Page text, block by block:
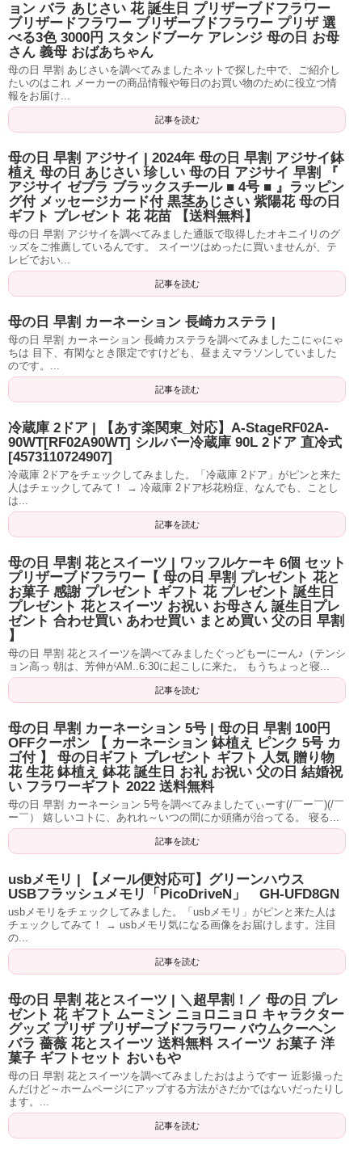
ョン バラ あじさい 花 誕生日 プリザーブドフラワー
ブリザードフラワー ブリザーブドフラワー プリザ 選
べる3色 3000円 スタンドブーケ アレンジ 母の日 お母
さん 義母 おばあちゃん
母の日 早割 あじさいを調べてみましたネットで探した中で、ご紹介し
たいのはこれ メーカーの商品情報や毎日のお買い物のために役立つ情
報をお届け...
記事を読む
母の日 早割 アジサイ | 2024年 母の日 早割 アジサイ鉢
植え 母の日 あじさい 珍しい 母の日 アジサイ 早割 『
アジサイ ゼブラ ブラックスチール ■ 4号 ■ 』ラッピン
グ付 メッセージカード付 黒茎あじさい 紫陽花 母の日
ギフト プレゼント 花 花苗 【送料無料】
母の日 早割 アジサイを調べてみました通販で取得したオキニイリのグ
ッズをご推薦しているんです。 スイーツはめったに買いませんが、テ
レビでおい...
記事を読む
母の日 早割 カーネーション 長崎カステラ |
母の日 早割 カーネーション 長崎カステラを調べてみましたこにゃにゃ
ちは 目下、有閑なとき限定ですけども、昼まえマラソンしていました
のです。...
記事を読む
冷蔵庫 2ドア | 【あす楽関東_対応】A-StageRF02A-
90WT[RF02A90WT] シルバー冷蔵庫 90L 2ドア 直冷式
[4573110724907]
冷蔵庫 2ドアをチェックしてみました。「冷蔵庫 2ドア」がピンと来た
人はチェックしてみて！ → 冷蔵庫 2ドア杉花粉症、なんでも、ことし
は...
記事を読む
母の日 早割 花とスイーツ | ワッフルケーキ 6個 セット
プリザーブドフラワー【 母の日 早割 プレゼント 花と
お菓子 感謝 プレゼント ギフト 花 プレゼント 誕生日
プレゼント 花とスイーツ お祝い お母さん 誕生日プレ
ゼント 合わせ買い あわせ買い まとめ買い 父の日 早割
】
母の日 早割 花とスイーツを調べてみましたぐっどもーにーん♪（テンシ
ョン高っ 朝は、芳伸がAM..6:30に起こしに来た。 もうちょっと寝...
記事を読む
母の日 早割 カーネーション 5号 | 母の日 早割 100円
OFFクーポン 【 カーネーション 鉢植え ピンク 5号 カ
ゴ付 】 母の日ギフト プレゼント ギフト 人気 贈り物
花 生花 鉢植え 鉢花 誕生日 お礼 お祝い 父の日 結婚祝
い フラワーギフト 2022 送料無料
母の日 早割 カーネーション 5号を調べてみましたてぃーす(/￣ー￣)(/￣
ー￣） 嬉しいコトに、あれれ～いつの間にか頭痛が治ってる。 寝る...
記事を読む
usbメモリ | 【メール便対応可】グリーンハウス
USBフラッシュメモリ「PicoDriveN」 GH-UFD8GN
usbメモリをチェックしてみました。「usbメモリ」がピンと来た人は
チェックしてみて！ → usbメモリ気になる画像をお届けします。注目
の...
記事を読む
母の日 早割 花とスイーツ | ＼超早割！／ 母の日 プレ
ゼント 花 ギフト ムーミン ニョロニョロ キャラクター
グッズ プリザ プリザーブドフラワー バウムクーヘン
バラ 薔薇 花とスイーツ 送料無料 スイーツ お菓子 洋
菓子 ギフトセット おいもや
母の日 早割 花とスイーツを調べてみましたおはようですー 近影撮った
んだけど～ホームページにアップする方法がさだかではないだったりし
ます。...
記事を読む